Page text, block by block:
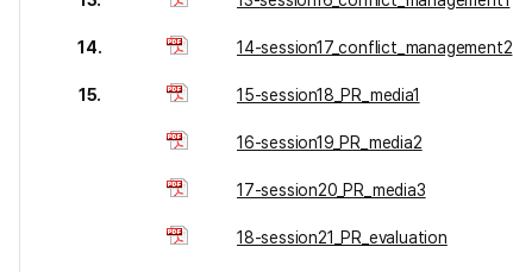
14. 14-session17_conflict_management2
15. 15-session18_PR_media1
16-session19_PR_media2
17-session20_PR_media3
18-session21_PR_evaluation